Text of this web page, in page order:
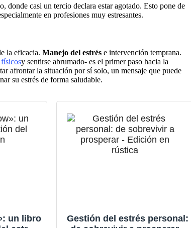
donde casi un tercio declara estar agotado. Esto pone de
en profesiones muy estresantes.
la eficacia. Manejo del estrés e intervención temprana.
y sentirse abrumado- es el primer paso hacia la
afrontar la situación por sí solo, un mensaje que puede
su estrés de forma saludable.
un libro
Gestión del estrés personal: